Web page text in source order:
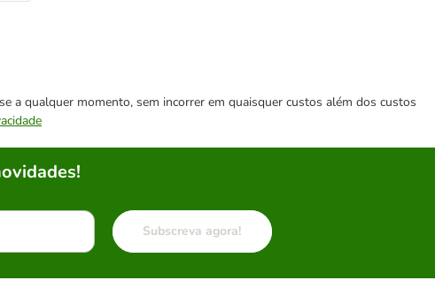
a qualquer momento, sem incorrer em quaisquer custos além dos custos
Subscreva agora!